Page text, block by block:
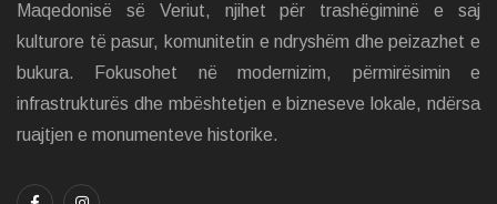
Maqedonisë së Veriut, njihet për trashëgiminë e saj
kulturore të pasur, komunitetin e ndryshëm dhe peizazhet e
bukura. Fokusohet në modernizim, përmirësimin e
infrastrukturës dhe mbështetjen e bizneseve lokale, ndërsa
ruajtjen e monumenteve historike.